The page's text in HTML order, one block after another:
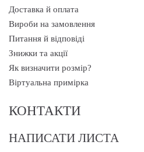
Доставка й оплата
Вироби на замовлення
Питання й відповіді
Знижки та акції
Як визначити розмір?
Віртуальна примірка
КОНТАКТИ
НАПИСАТИ ЛИСТА